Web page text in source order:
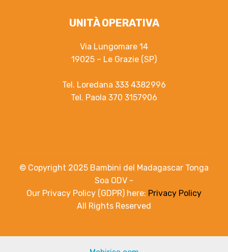
UNITÀ OPERATIVA
Via Lungomare 14
19025 – Le Grazie (SP)
Tel. Loredana 333 4382996
Tel. Paola 370 3157906
© Copyright 2025 Bambini del Madagascar Tonga
Soa ODV -
Our Privacy Policy (GDPR) here: Privacy Policy
All Rights Reserved